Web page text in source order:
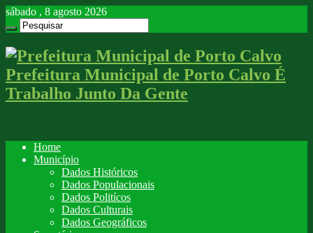
sábado , 8 agosto 2026
Prefeitura Municipal de Porto Calvo É
Trabalho Junto Da Gente
Home
Município
Dados Históricos
Dados Populacionais
Dados Politícos
Dados Culturais
Dados Geográficos